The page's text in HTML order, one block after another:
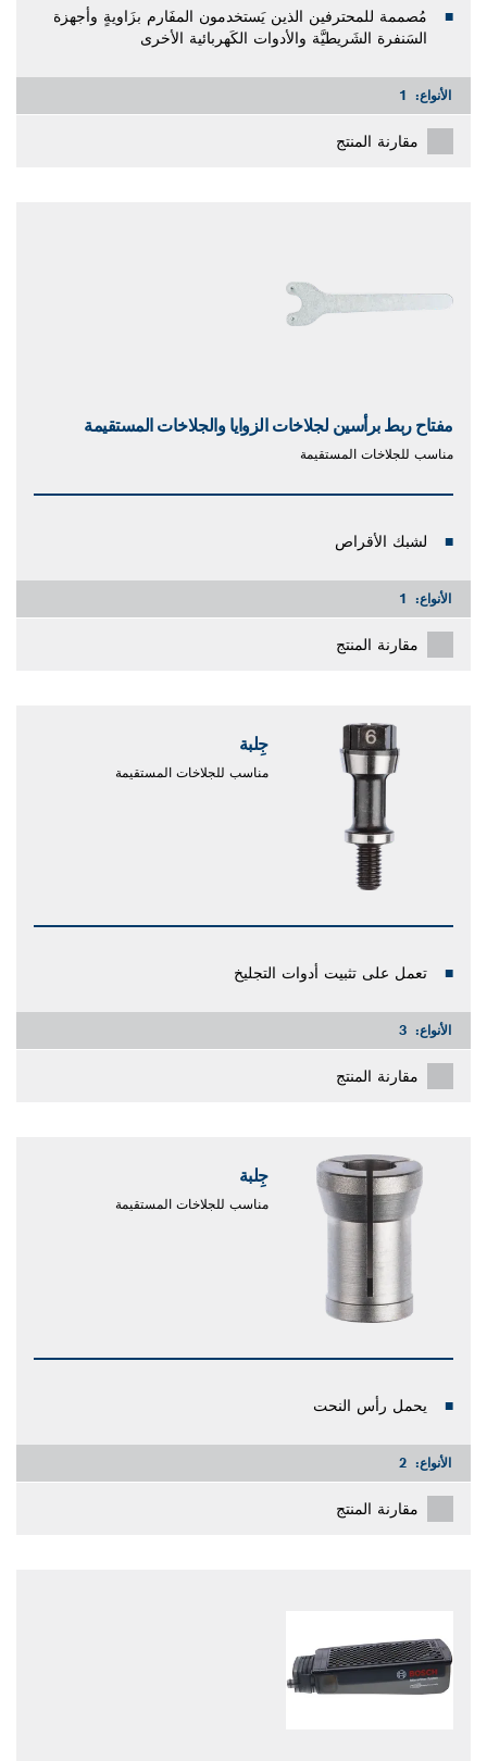
مُصممة للمحترفين الذين يَستخدمون المفَارم بزَاويةٍ وأجهزة
السَنفرة الشَريطيَّة والأدوات الكَهربائية الأخرى
الأنواع: 1
مقارنة المنتج
مفتاح ربط برأسين لجلاخات الزوايا والجلاخات المستقيمة
مناسب للجلاخات المستقيمة
لشبك الأقراص
الأنواع: 1
مقارنة المنتج
جِلبة
مناسب للجلاخات المستقيمة
تعمل على تثبيت أدوات التجليخ
الأنواع: 3
مقارنة المنتج
جِلبة
مناسب للجلاخات المستقيمة
يحمل رأس النحت
الأنواع: 2
مقارنة المنتج